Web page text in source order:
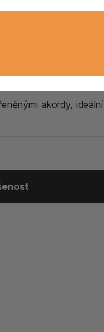
z arabského a
od syntetických
akordy,